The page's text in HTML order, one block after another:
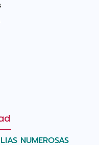
NUMEROSAS